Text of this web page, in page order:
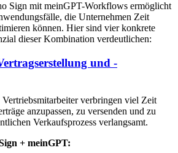
Sign mit meinGPT-Workflows ermöglicht
die Unternehmen Zeit
können. Hier sind vier konkrete
dieser Kombination verdeutlichen:
und -
Vertriebsmitarbeiter verbringen viel Zeit
anzupassen, zu versenden und zu
Verkaufsprozess verlangsamt.
+ meinGPT: